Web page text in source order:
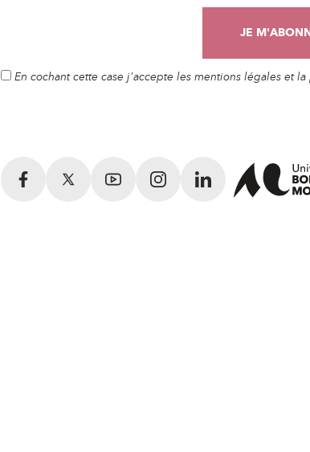
En cochant cette case j'accepte les mentions légales et